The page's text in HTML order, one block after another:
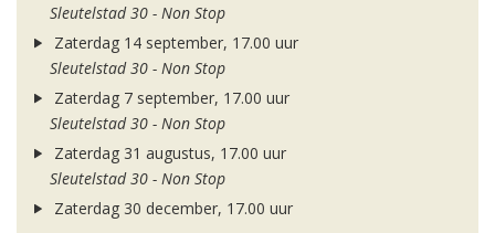
Sleutelstad 30 - Non Stop
Zaterdag 14 september, 17.00 uur
Sleutelstad 30 - Non Stop
Zaterdag 7 september, 17.00 uur
Sleutelstad 30 - Non Stop
Zaterdag 31 augustus, 17.00 uur
Sleutelstad 30 - Non Stop
Zaterdag 30 december, 17.00 uur